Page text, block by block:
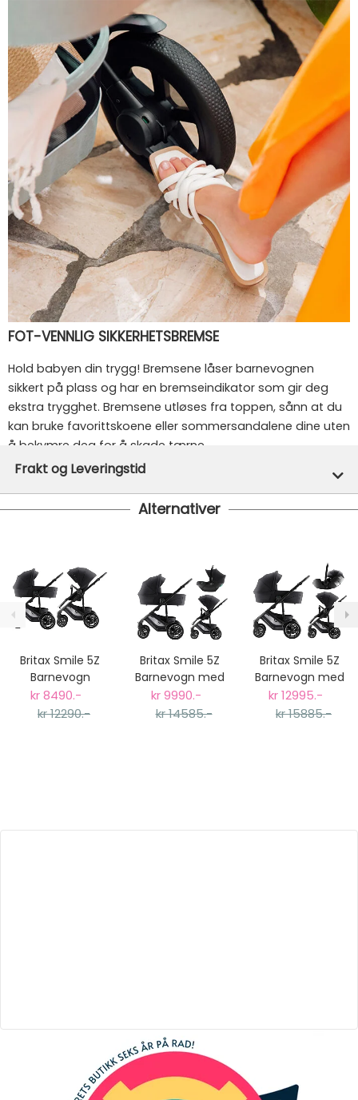
FOT-VENNLIG SIKKERHETSBREMSE
Hold babyen din trygg! Bremsene låser barnevognen
sikkert på plass og har en bremseindikator som gir deg
ekstra trygghet. Bremsene utløses fra toppen, sånn at du
kan bruke favorittskoene eller sommersandalene dine uten
å bekymre deg for å skade tærne.
Frakt og Leveringstid
På lager hos oss - klar for utsendelse innen 24 timer
Ekspressfrakt med Bring Express og Widerøe koster
fra kr 129 - og dersom dette er tilgjengelig på ditt
postnummer vil du få det som et alternativ i kassen.
Gjennomsnittlig leveringstid hos Mimmis er en til tre
Vi har fri retur ved bytte.
Alternativer
Britax Smile 5Z
Barnevogn
Duovogn - Style
Carbon Black
kr 8490.-
kr 12290.-
Britax Smile 5Z
Barnevogn med
Bilstol Baby-Safe
Core - Style
kr 9990.-
kr 14585.-
Britax Smile 5Z
Barnevogn med
Bilstol Baby-Safe
Pro - Style
kr 12995.-
kr 15885.-